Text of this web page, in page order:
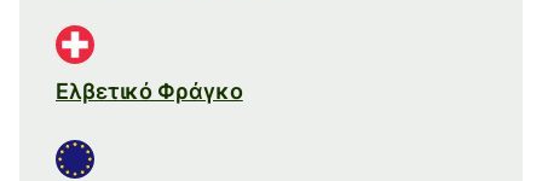
Ελβετικό Φράγκο